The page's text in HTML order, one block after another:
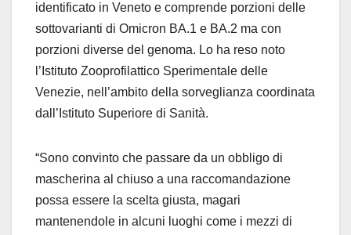
identificato in Veneto e comprende porzioni delle
sottovarianti di Omicron BA.1 e BA.2 ma con
porzioni diverse del genoma. Lo ha reso noto
l’Istituto Zooprofilattico Sperimentale delle
Venezie, nell’ambito della sorveglianza coordinata
dall’Istituto Superiore di Sanità.
“Sono convinto che passare da un obbligo di
mascherina al chiuso a una raccomandazione
possa essere la scelta giusta, magari
mantenendole in alcuni luoghi come i mezzi di